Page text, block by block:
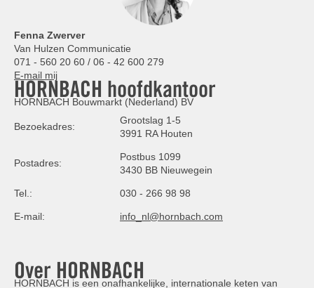
Fenna Zwerver
Van Hulzen Communicatie
071 - 560 20 60 / 06 - 42 600 279
E-mail mij
HORNBACH hoofdkantoor
HORNBACH Bouwmarkt (Nederland) BV
Bezoekadres:
Grootslag 1-5
3991 RA Houten
Postadres:
Postbus 1099
3430 BB Nieuwegein
Tel.: 030 - 266 98 98
E-mail: info_nl@hornbach.com
Over HORNBACH
HORNBACH is een onafhankelijke, internationale keten van